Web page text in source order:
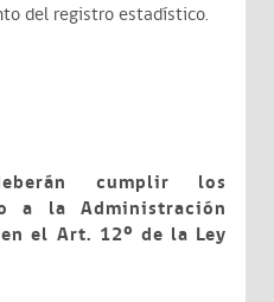
del registro estadístico.
cumplir los
a la Administración
el Art. 12º de la Ley